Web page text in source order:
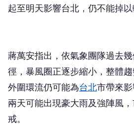
起至明天影響台北，仍不能掉以
蔣萬安指出，依氣象團隊過去
徑，暴風圈正逐步縮小，整體
外圍環流仍可能為台北市帶來
兩天可能出現豪大雨及強陣風
戒。